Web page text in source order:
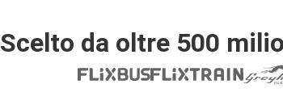
Scelto da oltre 500